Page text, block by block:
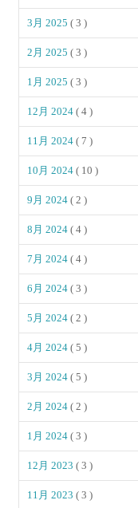
3月 2025( 3 )
2月 2025( 3 )
1月 2025( 3 )
12月 2024( 4 )
11月 2024( 7 )
10月 2024( 10 )
9月 2024( 2 )
8月 2024( 4 )
7月 2024( 4 )
6月 2024( 3 )
5月 2024( 2 )
4月 2024( 5 )
3月 2024( 5 )
2月 2024( 2 )
1月 2024( 3 )
12月 2023( 3 )
11月 2023( 3 )